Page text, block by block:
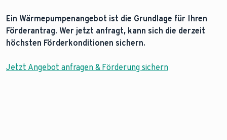
Ein Wärmepumpenangebot ist die Grundlage für Ihren
Förderantrag. Wer jetzt anfragt, kann sich die derzeit
höchsten Förderkonditionen sichern.
Jetzt Angebot anfragen & Förderung sichern